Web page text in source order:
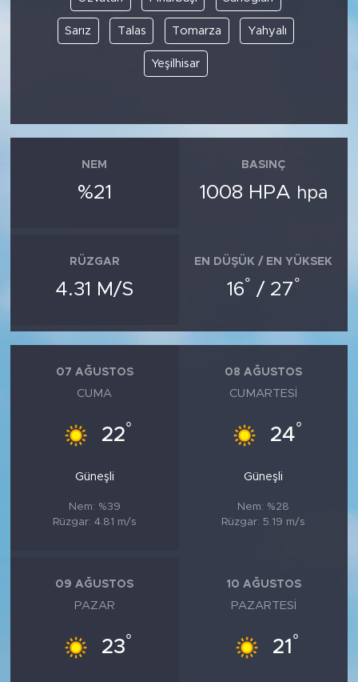
Sarız Talas Tomarza Yahyalı
Yeşilhisar
NEM
%21
BASINÇ
1008 HPA hpa
RÜZGAR
4.31 M/S
EN DÜŞÜK / EN YÜKSEK
16° / 27°
07 AĞUSTOS
CUMA
22°
Güneşli
Nem: %39
Rüzgar: 4.81 m/s
08 AĞUSTOS
CUMARTESI
24°
Güneşli
Nem: %28
Rüzgar: 5.19 m/s
09 AĞUSTOS
PAZAR
23°
10 AĞUSTOS
PAZARTESI
21 °